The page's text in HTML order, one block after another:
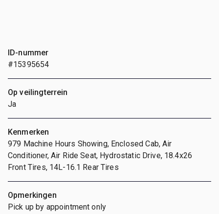
ID-nummer
#15395654
Op veilingterrein
Ja
Kenmerken
979 Machine Hours Showing, Enclosed Cab, Air
Conditioner, Air Ride Seat, Hydrostatic Drive, 18.4x26
Front Tires, 14L-16.1 Rear Tires
Opmerkingen
Pick up by appointment only